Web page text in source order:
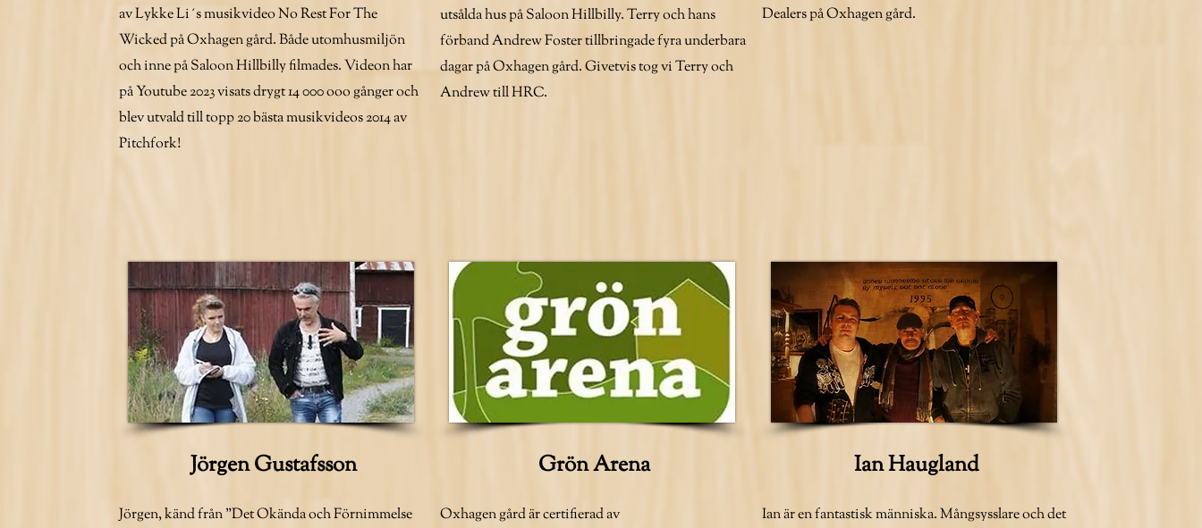
av Lykke Li´s musikvideo No Rest For The
Wicked på Oxhagen gård. Både utomhusmiljön
och inne på Saloon Hillbilly filmades. Videon har
på Youtube 2023 visats drygt 14 000 ooo gånger och
blev utvald till topp 20 bästa musikvideos 2014 av
Pitchfork!
utsålda hus på Saloon Hillbilly. Terry och hans
förband Andrew Foster tillbringade fyra underbara
dagar på Oxhagen gård. Givetvis tog vi Terry och
Andrew till HRC.
Dealers på Oxhagen gård.
Jörgen Gustafsson
Jörgen, känd från "Det Okända och Förnimmelse
Grön Arena
Oxhagen gård är certifierad av
Ian Haugland
Ian är en fantastisk människa. Mångsysslare och det